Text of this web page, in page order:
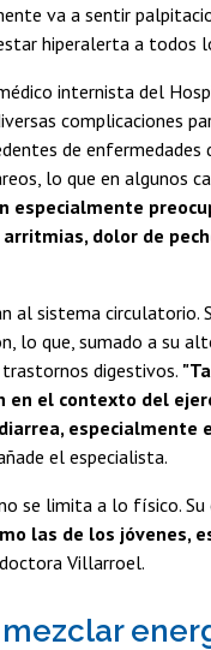
va a sentir
hiperalerta a todos
médico internista del
complicaciones
de
lo que en algunos
especialmente
dolor de
al sistema circulatorio.
lo que, sumado a su
digestivos.
en el contexto del
especialmente
añade el especialista.
se limita a lo físico.
las de los jóvenes,
Villarroel.